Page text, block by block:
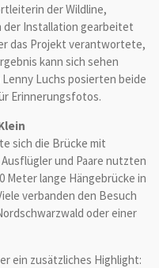
der Wildline,
der Installation gearbeitet
das Projekt verantwortete,
kann sich sehen
Luchs posierten beide
Erinnerungsfotos.
sich die Brücke mit
und Paare nutzten
Meter lange Hängebrücke in
verbanden den Besuch
oder einer
ein zusätzliches Highlight: